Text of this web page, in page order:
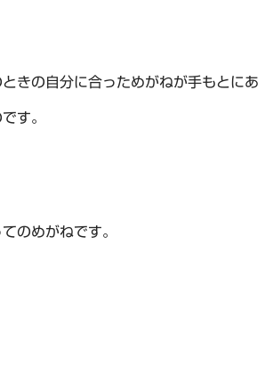
きの自分に合っためがねが手もとにあ
す。
のめがねです。